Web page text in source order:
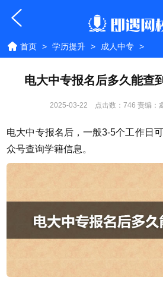
首页 > 学历提升 > 成人中专 >
电大中专报名后多久能查
2025-03-22 点击数： 746 责编：
电大中专报名后，一般3-5个工作日
众号查询学籍信息。